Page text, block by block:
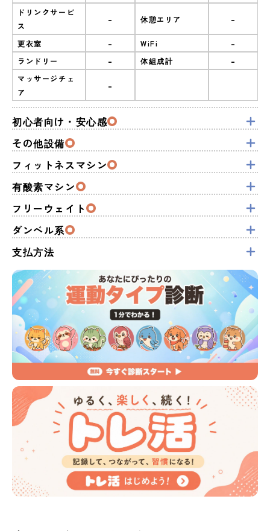
ドリンクサービ
ス
- 休憩エリア -
更衣室 - WiFi -
ランドリー - 体組成計 -
マッサージチェ
ア
-
初心者向け・安心感
その他設備
フィットネスマシン
有酸素マシン
フリーウェイト
ダンベル系
支払方法